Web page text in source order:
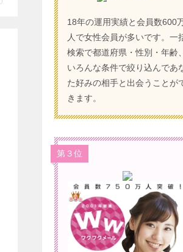
18年の運用実績と会員数600
人で女性会員が多いです。一
検索で都道府県・性別・年齢、
いろんな条件で絞り込んであ
た好みの相手と出会うことが
きます。
第３位